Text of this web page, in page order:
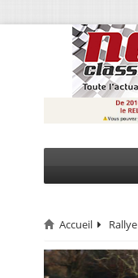
CIRCUIT
RALLYE
Accueil Rallye